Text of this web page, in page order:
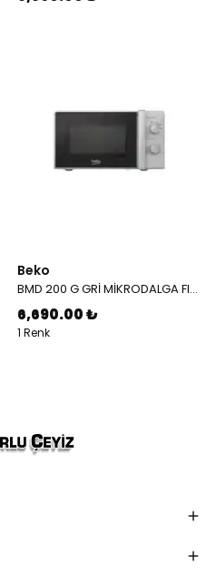
Beko
BMD 200 G GRİ MİKRODALGA FIRIN
6,690.00 ₺
1 Renk